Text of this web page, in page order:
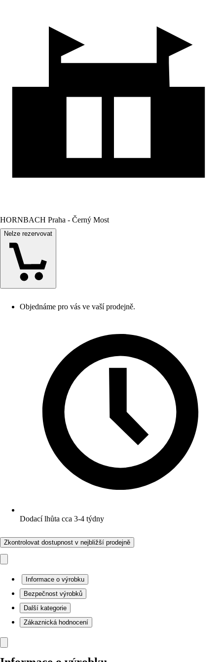
HORNBACH Praha - Černý Most
Nelze rezervovat
Objednáme pro vás ve vaší prodejně.
Dodací lhůta cca 3-4 týdny
Zkontrolovat dostupnost v nejbližší prodejně
Informace o výrobku
Bezpečnost výrobků
Další kategorie
Zákaznická hodnocení